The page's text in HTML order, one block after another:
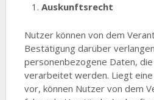
Auskunftsrecht
Nutzer können von dem
Bestätigung darüber
personenbezogene Daten,
verarbeitet werden. Liegt
vor, können Nutzer von dem